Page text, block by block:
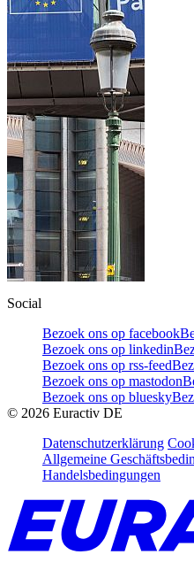
Social
Bezoek ons op facebook
Bezoek ons op linkedin
Bezoek ons op rss-feed
Bezoek ons op mastodon
Bezoek ons op bluesky
© 2026 Euractiv DE
Datenschutzerklärung
Allgemeine
Handelsbedingungen